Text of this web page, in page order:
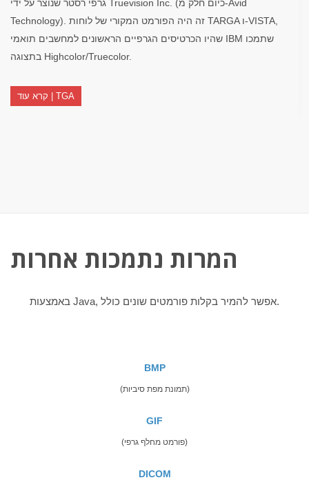
גרפי רסטר שנוצר על ידי Truevision Inc. (כיום חלק מ-Avid
Technology). זה היה הפורמט המקורי של לוחות TARGA ו-VISTA,
שהיו הכרטיסים הגרפיים הראשונים למחשבים תואמי IBM שתמכו
בתצוגה Highcolor/Truecolor.
קרא עוד | TGA
המרות נתמכות אחרות
באמצעות Java, אפשר להמיר בקלות פורמטים שונים כולל.
BMP
(תמונת מפת סיביות)
GIF
(פורמט מחלף גרפי)
DICOM